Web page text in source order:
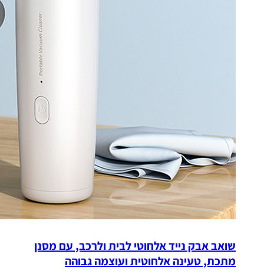
שואב אבק נייד אלחוטי לבית ולרכב, עם מסנן
מתכת, טעינה אלחוטית ועוצמה גבוהה